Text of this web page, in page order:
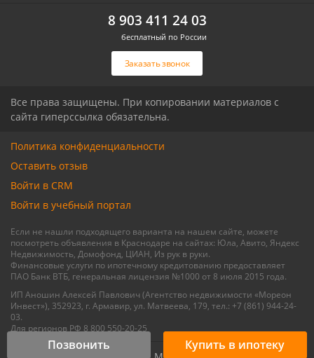
Позвонить Купить в ипотеку
Заказать звонок
8 903 411 24 03
бесплатный по России
Все права защищены. При копировании материалов с
сайта гиперссылка обязательна.
Если не нашли подходящего варианта на нашем сайте, можете
посмотреть объявления в Краснодаре на сайтах: Юла, Авито, Яндекс
Недвижимость, Домофонд, ЦИАН, Из рук в руки.
Финансовые услуги по ипотечному кредитованию предоставляет
ПАО Банк ВТБ, генеральная лицензия №1000 от 8 июля 2015 года.
ИП Аношин Алексей Павлович (Агентство недвижимости «Мореон
Инвест»), 352923, г. Армавир, ул. Матвеева, 179, тел.: +7 (861) 944-24-
03.
Для регионов РФ 8 800 550-20-25
Политика конфиденциальности
Оставить отзыв
Войти в CRM
Войти в учебный портал